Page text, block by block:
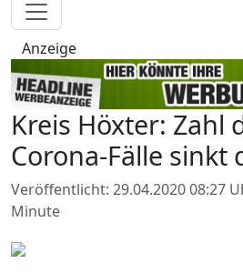
Anzeige
Kreis Höxter: Zahl
Corona-Fälle sinkt
Veröffentlicht: 29.04.2020 08:27
Minute